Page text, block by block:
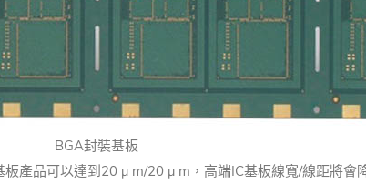
BGA封裝基板
產品可以達到20 μ m/20 μ m，高端IC基板線寬/線距將